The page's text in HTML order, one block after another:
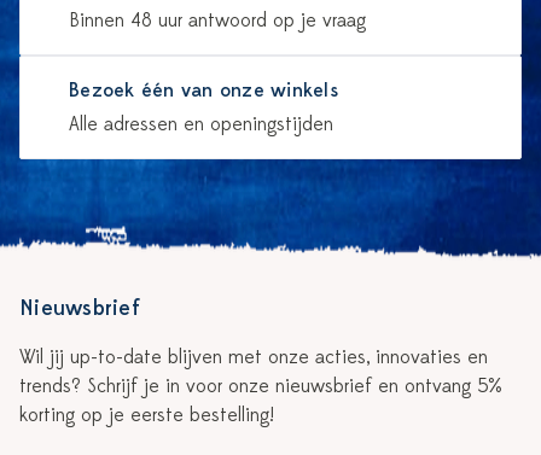
Binnen 48 uur antwoord op je vraag
Bezoek één van onze winkels
Alle adressen en openingstijden
Nieuwsbrief
Wil jij up-to-date blijven met onze acties, innovaties en
trends? Schrijf je in voor onze nieuwsbrief en ontvang 5%
korting op je eerste bestelling!